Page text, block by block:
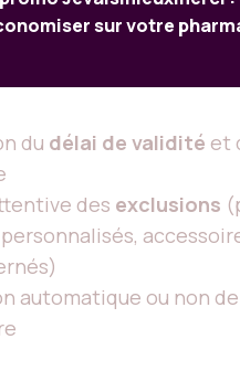
sur votre
du délai de validité et
des exclusions
automatique ou non